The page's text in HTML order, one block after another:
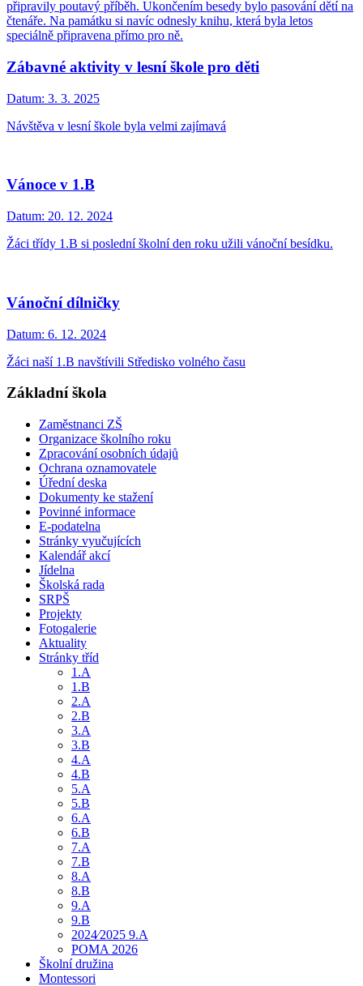
připravily poutavý příběh. Ukončením besedy bylo pasování dětí na
čtenáře. Na památku si navíc odnesly knihu, která byla letos
speciálně připravena přímo pro ně.
Zábavné aktivity v lesní škole pro děti
Datum: 3. 3. 2025
Návštěva v lesní škole byla velmi zajímavá
Vánoce v 1.B
Datum: 20. 12. 2024
Žáci třídy 1.B si poslední školní den roku užili vánoční besídku.
Vánoční dílničky
Datum: 6. 12. 2024
Žáci naší 1.B navštívili Středisko volného času
Základní škola
Zaměstnanci ZŠ
Organizace školního roku
Zpracování osobních údajů
Ochrana oznamovatele
Úřední deska
Dokumenty ke stažení
Povinné informace
E-podatelna
Stránky vyučujících
Kalendář akcí
Jídelna
Školská rada
SRPŠ
Projekty
Fotogalerie
Aktuality
Stránky tříd
1.A
1.B
2.A
2.B
3.A
3.B
4.A
4.B
5.A
5.B
6.A
6.B
7.A
7.B
8.A
8.B
9.A
9.B
2024⁄2025 9.A
POMA 2026
Školní družina
Montessori